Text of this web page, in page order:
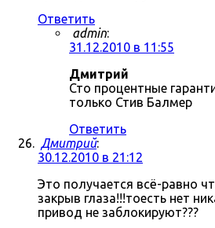
Ответить
admin:
31.12.2010 в 11:55
Дмитрий
Сто процентные
только Стив Балмер
Ответить
Дмитрий:
30.12.2010 в 21:12
Это получается всё-равно
закрыв глаза!!!тоесть нет
привод не заблокируют???